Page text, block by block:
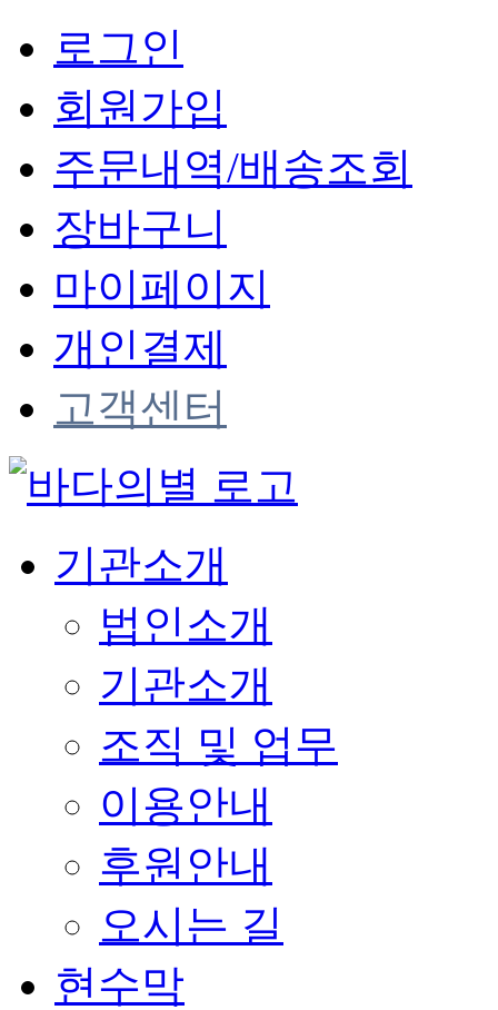
로그인
회원가입
주문내역/배송조회
장바구니
마이페이지
개인결제
고객센터
기관소개
법인소개
기관소개
조직 및 업무
이용안내
후원안내
오시는 길
현수막